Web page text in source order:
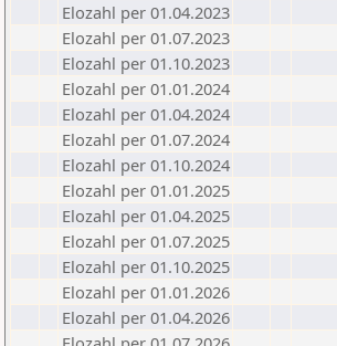
Elozahl per 01.04.2023
Elozahl per 01.07.2023
Elozahl per 01.10.2023
Elozahl per 01.01.2024
Elozahl per 01.04.2024
Elozahl per 01.07.2024
Elozahl per 01.10.2024
Elozahl per 01.01.2025
Elozahl per 01.04.2025
Elozahl per 01.07.2025
Elozahl per 01.10.2025
Elozahl per 01.01.2026
Elozahl per 01.04.2026